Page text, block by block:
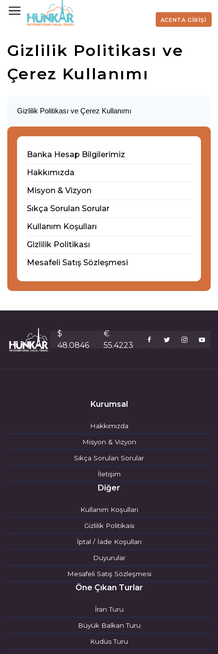
ACENTA GİRİŞİ
Gizlilik Politikası ve
Çerez Kullanımı
Gizlilik Politikası ve Çerez Kullanımı
Banka Hesap Bilgilerimiz
Hakkımızda
Misyon & Vizyon
Sıkça Sorulan Sorular
Kullanım Koşulları
Gizlilik Politikası
Mesafeli Satış Sözleşmesi
$
48.0846
€
55.4223
Kurumsal
Hakkımızda
Misyon & Vizyon
Sıkça Sorulan Sorular
İletişim
Diğer
Kullanım Koşulları
Gizlilik Politikası
İptal / İade Koşulları
Duyurular
Mesafeli Satış Sözleşmesi
Öne Çıkan Turlar
İran Turu
Büyük Balkan Turu
Kudüs Turu